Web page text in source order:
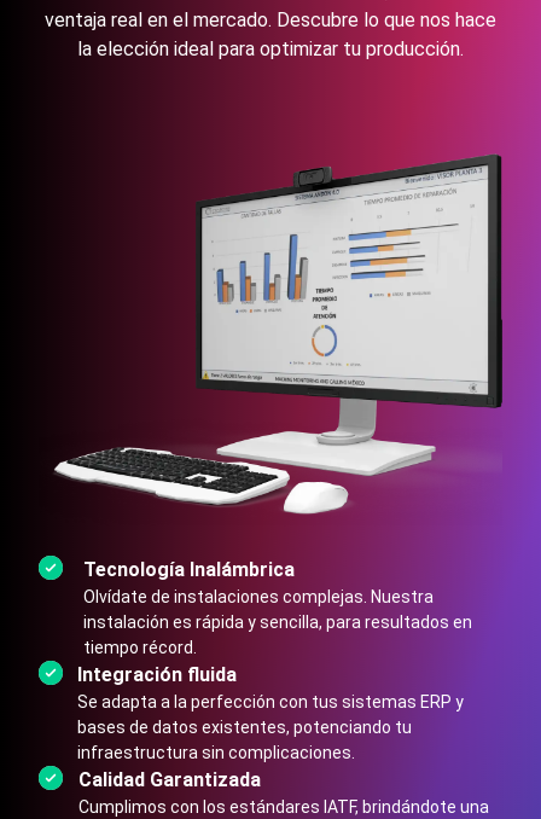
ventaja real en el mercado. Descubre lo que nos hace
la elección ideal para optimizar tu producción.
Tecnología Inalámbrica
Olvídate de instalaciones complejas. Nuestra
instalación es rápida y sencilla, para resultados en
tiempo récord.
Integración fluida
Se adapta a la perfección con tus sistemas ERP y
bases de datos existentes, potenciando tu
infraestructura sin complicaciones.
Calidad Garantizada
Cumplimos con los estándares IATF, brindándote una